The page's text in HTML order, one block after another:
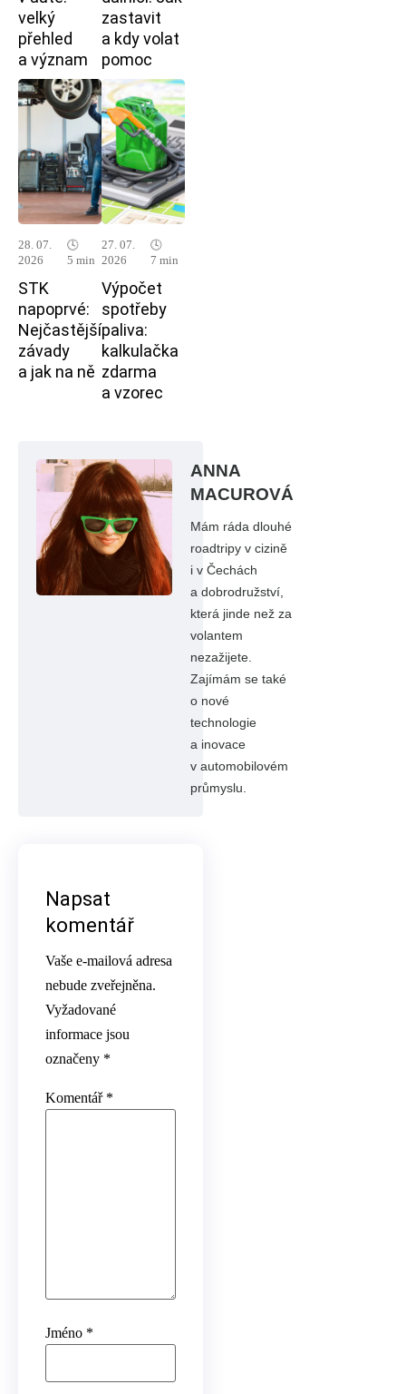
velký
přehled
a význam
zastavit
a kdy volat
pomoc
28. 07.
2026
🕓
5 min
STK
napoprvé:
Nejčastější
závady
a jak na ně
27. 07.
2026
🕓
7 min
Výpočet
spotřeby
paliva:
kalkulačka
zdarma
a vzorec
ANNA
MACUROVÁ
Mám ráda dlouhé
roadtripy v cizině
i v Čechách
a dobrodružství,
která jinde než za
volantem
nezažijete.
Zajímám se také
o nové
technologie
a inovace
v automobilovém
průmyslu.
Napsat
komentář
Vaše e-mailová adresa
nebude zveřejněna.
Vyžadované
informace jsou
označeny *
Komentář *
Jméno *